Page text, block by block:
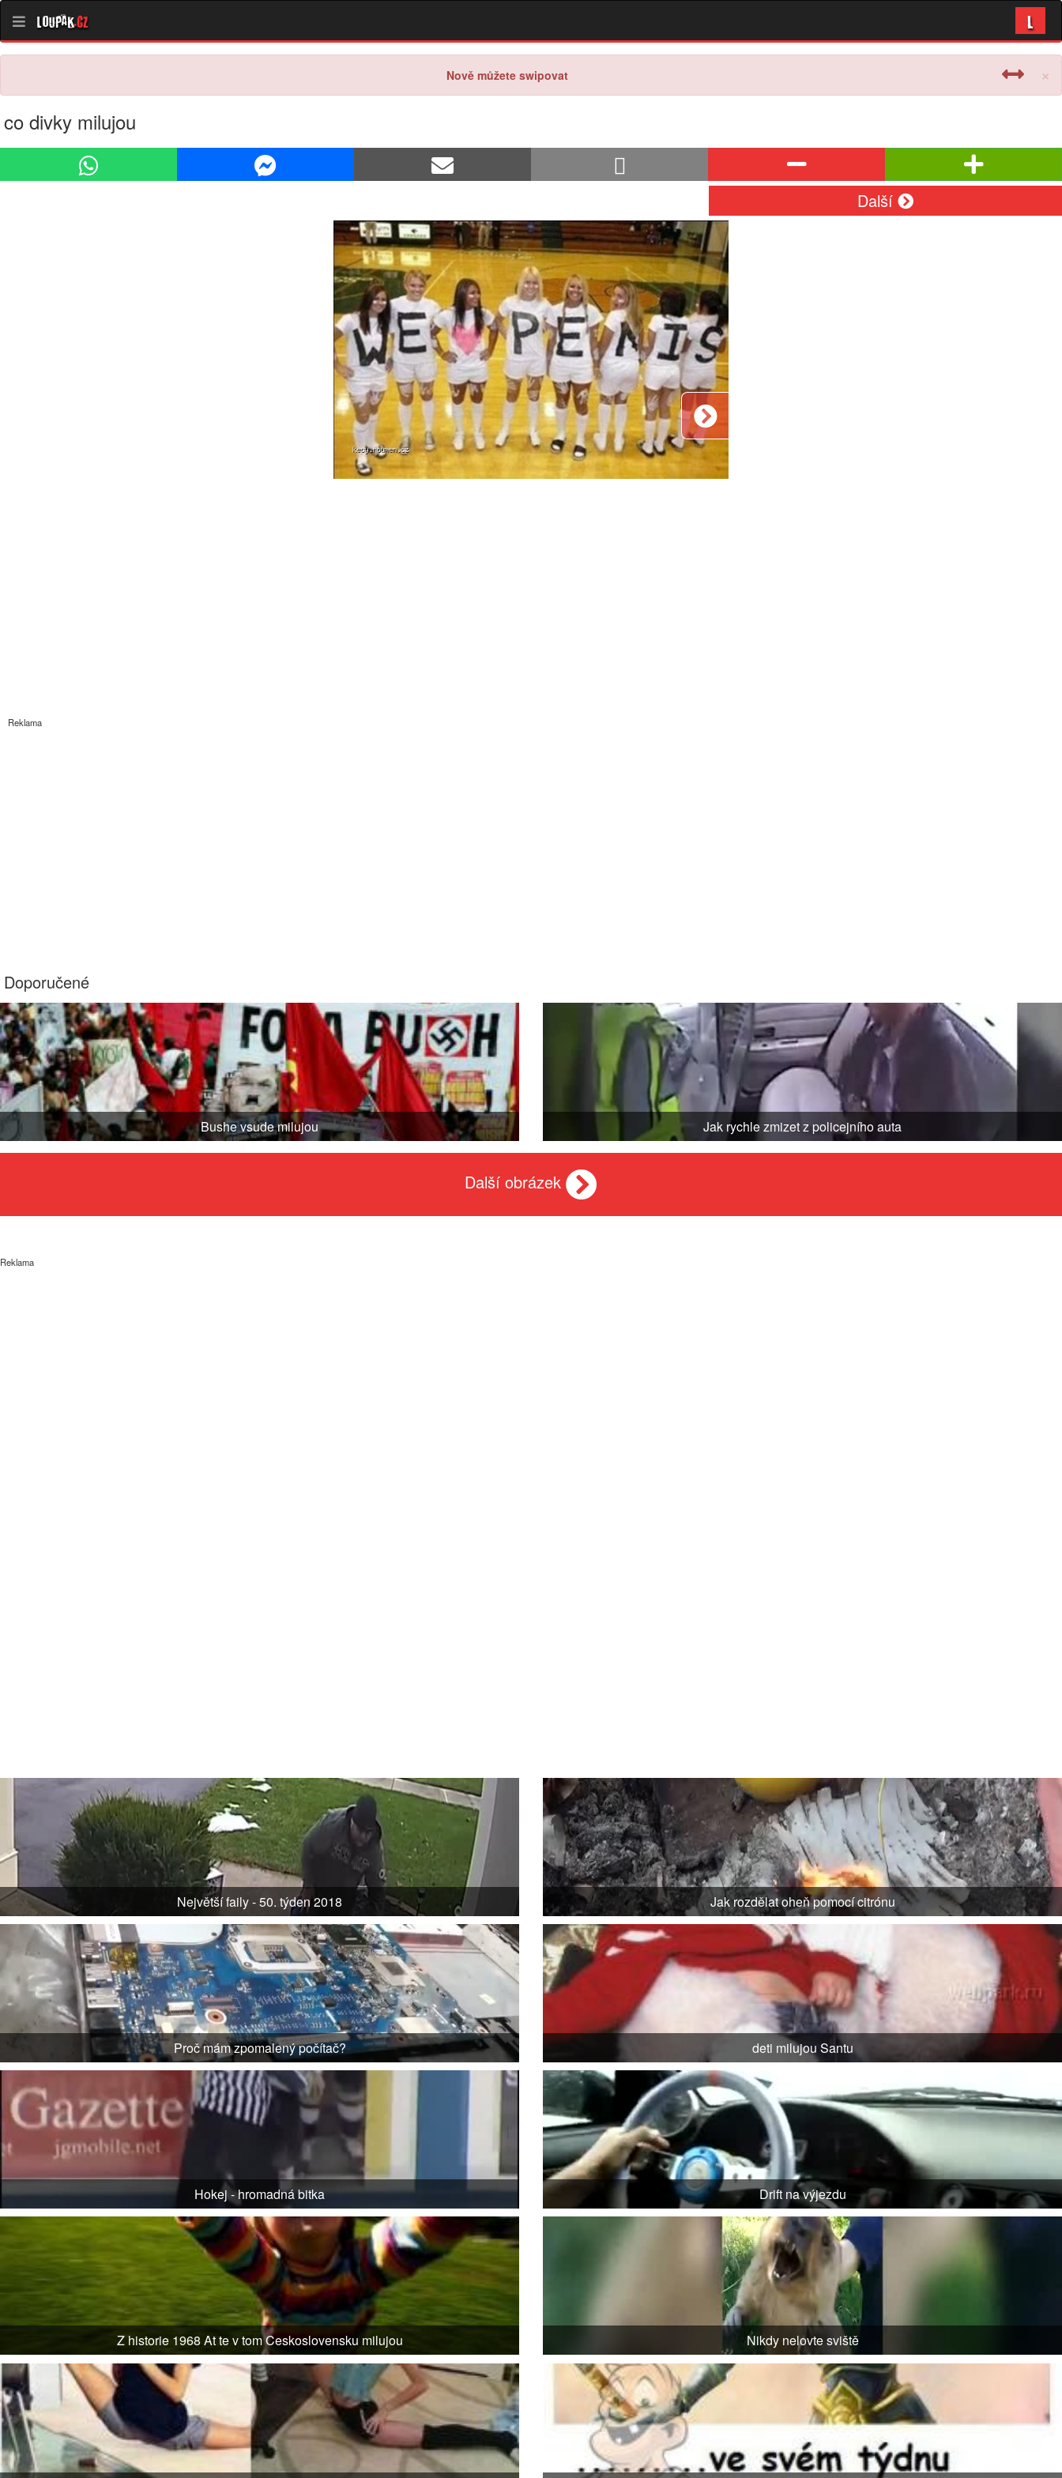
Loupak.cz L
×
Nově můžete swipovat
co divky milujou
Další
Reklama
Doporučené
Bushe vsude milujou Jak rychle zmizet z policejního auta
Další obrázek
Reklama
Největší faily - 50. týden 2018 Jak rozdělat oheň pomocí citrónu
Proč mám zpomalený počítač? deti milujou Santu
Hokej - hromadná bitka Drift na výjezdu
Z historie 1968 At te v tom Ceskoslovensku milujou Nikdy nelovte sviště